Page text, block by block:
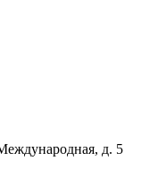
д. 5